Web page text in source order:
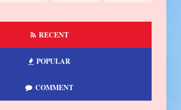
RECENT
POPULAR
COMMENT